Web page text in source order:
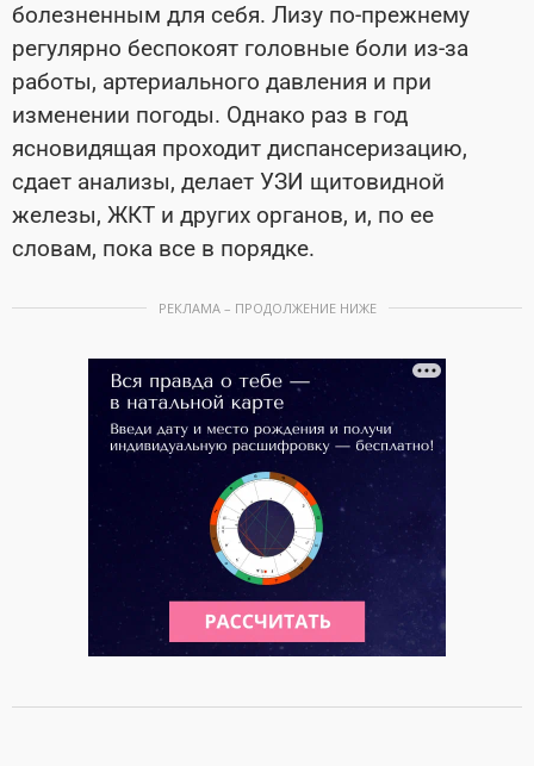
болезненным для себя. Лизу по-прежнему
регулярно беспокоят головные боли из-за
работы, артериального давления и при
изменении погоды. Однако раз в год
ясновидящая проходит диспансеризацию,
сдает анализы, делает УЗИ щитовидной
железы, ЖКТ и других органов, и, по ее
словам, пока все в порядке.
РЕКЛАМА – ПРОДОЛЖЕНИЕ НИЖЕ